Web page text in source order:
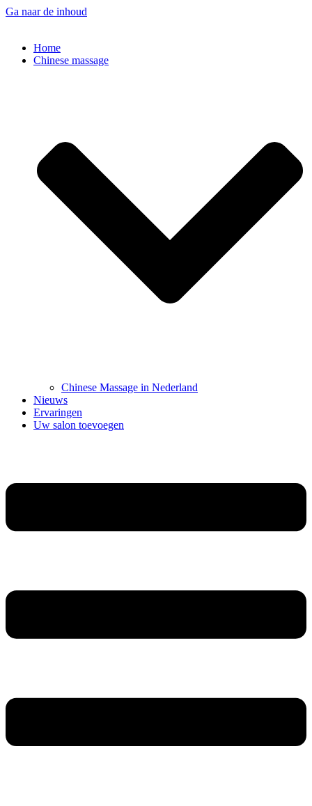
Ga naar de inhoud
Home
Chinese massage
Chinese Massage in Nederland
Nieuws
Ervaringen
Uw salon toevoegen